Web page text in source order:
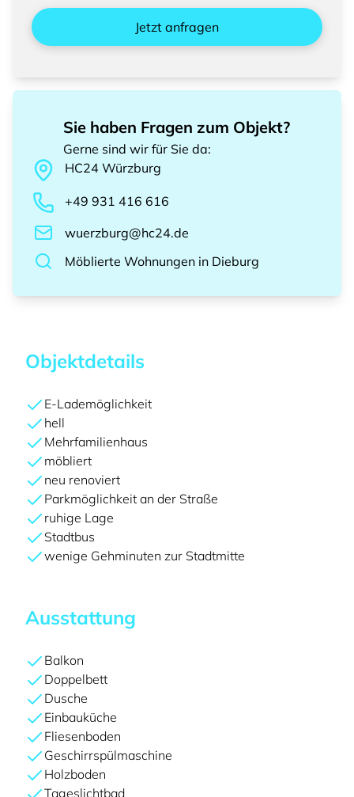
Jetzt anfragen
Sie haben Fragen zum Objekt?
Gerne sind wir für Sie da:
HC24 Würzburg
+49 931 416 616
wuerzburg@hc24.de
Möblierte Wohnungen in Dieburg
Objektdetails
E-Lademöglichkeit
hell
Mehrfamilienhaus
möbliert
neu renoviert
Parkmöglichkeit an der Straße
ruhige Lage
Stadtbus
wenige Gehminuten zur Stadtmitte
Ausstattung
Balkon
Doppelbett
Dusche
Einbauküche
Fliesenboden
Geschirrspülmaschine
Holzboden
Tageslichtbad